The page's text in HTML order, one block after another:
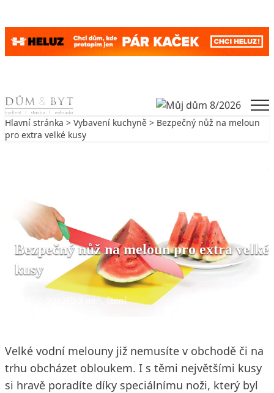
Skip to content
Hlavní stránka > Vybavení kuchyně > Bezpečný nůž na meloun
pro extra velké kusy
Bezpečný nůž na meloun pro extra velké
kusy
3 min. čtení
Velké vodní melouny již nemusíte v obchodě či na
trhu obcházet obloukem. I s těmi největšími kusy
si hravě poradíte díky speciálnímu noži, který byl